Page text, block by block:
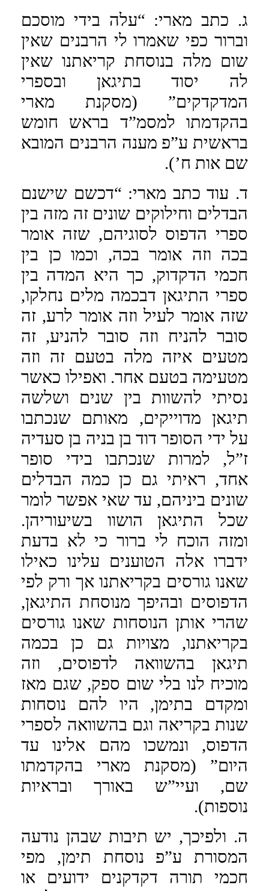
ג. כתב מארי: “עלה בידי מוסכם
וברור כפי שאמרו לי הרבנים שאין
שום מלה בנוסחת קריאתנו שאין
לה יסוד בתיגאן ובספרי
המדקדקים” (מסקנת מארי
בהקדמתו למסמ”ד בראש חומש
בראשית ע”פ מענה הרבנים המובא
שם אות ח’).
ד. עוד כתב מארי: “דכשם שישנם
הבדלים וחילוקים שונים זה מזה בין
ספרי הדפוס לסוגיהם, שזה אומר
בכה וזה אומר בכה, וכמו כן בין
חכמי הדקדוק, כך היא המדה בין
ספרי התיגאן דבכמה מלים נחלקו,
שזה אומר לעיל וזה אומר לרע, זה
סובר להניח וזה סובר להניע, זה
מטעים איזה מלה בטעם זה וזה
מטעימה בטעם אחר. ואפילו כאשר
נסיתי להשוות בין שנים ושלשה
תיגאן מדוייקים, מאותם שנכתבו
על ידי הסופר דוד בן בניה בן סעדיה
ז”ל, למרות שנכתבו בידי סופר
אחד, ראיתי גם כן כמה הבדלים
שונים ביניהם, עד שאי אפשר לומר
שכל התיגאן הושוו בשיעוריהן.
ומזה הוכח לי ברור כי לא בדעת
ידברו אלה הטוענים עלינו כאילו
שאנו גורסים בקריאתנו אך ורק לפי
הדפוסים ובהיפך מנוסחת התיגאן,
שהרי אותן הנוסחות שאנו גורסים
בקריאתנו, מצויות גם כן בכמה
תיגאן בהשוואה לדפוסים, וזה
מוכיח לנו בלי שום ספק, שגם מאז
ומקדם בתימן, היו להם נוסחות
שנות בקריאה וגם בהשוואה לספרי
הדפוס, ונמשכו מהם אלינו עד
היום” (מסקנת מארי בהקדמתו
שם, ועיי”ש באורך ובראיות
נוספות).
ה. ולפיכך, יש תיבות שבהן נודעה
המסורת ע”פ נוסחת תימן, מפי
חכמי תורה דקדקנים ידועים או